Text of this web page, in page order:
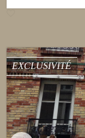
EXCLUSIVITÉ